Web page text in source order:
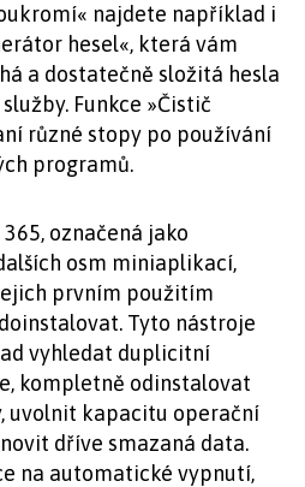
najdete například i
hesel«, která vám
a dostatečně složitá hesla
Funkce »Čistič
různé stopy po používání
programů.
označená jako
osm miniaplikací,
prvním použitím
Tyto nástroje
vyhledat duplicitní
kompletně odinstalovat
uvolnit kapacitu operační
dříve smazaná data.
na automatické vypnutí,